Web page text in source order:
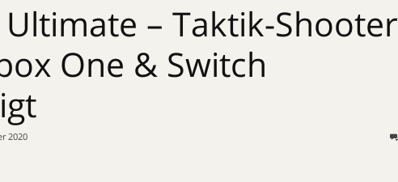
– Taktik-Shooter
One & Switch
2020